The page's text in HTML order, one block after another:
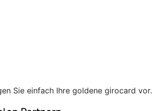
Sie einfach Ihre goldene girocard vor.